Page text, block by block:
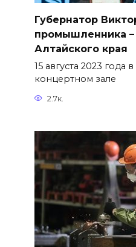
Губернатор
промышленника
Алтайского края
15 августа 2023 года
концертном зале
2.7к.